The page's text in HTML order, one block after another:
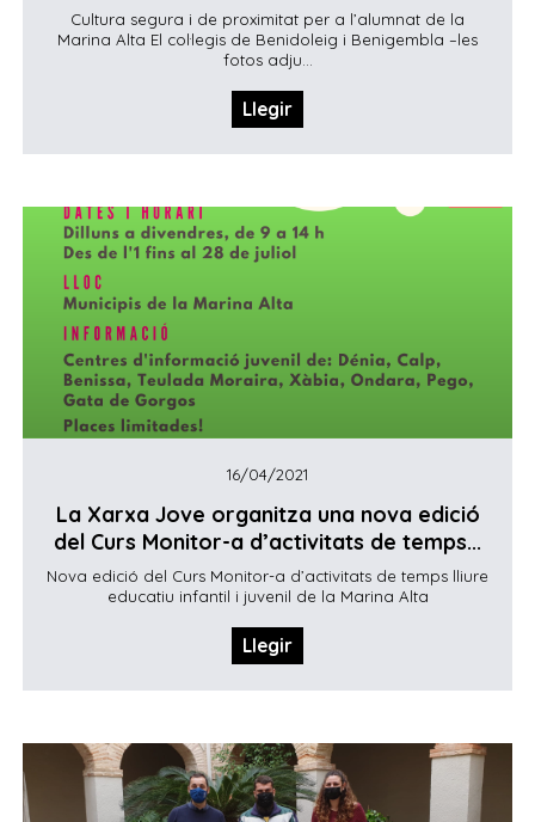
Cultura segura i de proximitat per a l’alumnat de la
Marina Alta El col·legis de Benidoleig i Benigembla –les
fotos adju...
Llegir
16/04/2021
La Xarxa Jove organitza una nova edició
del Curs Monitor-a d’activitats de temps...
Nova edició del Curs Monitor-a d’activitats de temps lliure
educatiu infantil i juvenil de la Marina Alta
Llegir